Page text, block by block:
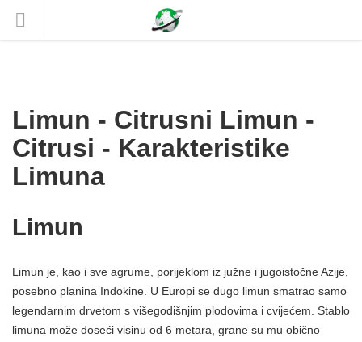
Limun - Citrusni Limun -
Citrusi - Karakteristike
Limuna
Limun
Limun je, kao i sve agrume, porijeklom iz južne i jugoistočne Azije,
posebno planina Indokine. U Europi se dugo limun smatrao samo
legendarnim drvetom s višegodišnjim plodovima i cvijećem. Stablo
limuna može doseći visinu od 6 metara, grane su mu obično